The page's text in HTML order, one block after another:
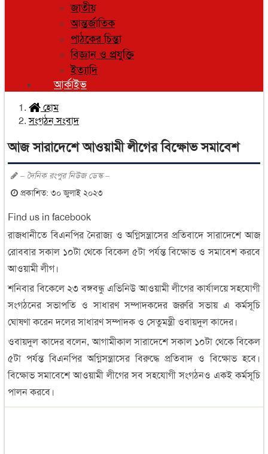
জাতীয়
আন্তর্জাতিক
পাঠকের চিন্তা
বিজ্ঞান ও প্রযুক্তি
ইত্যাদি
আর্কাইভ
হোম
সংগঠন সংবাদ
আজ সারাদেশে আওয়ামী লীগের বিক্ষোভ সমাবেশ
– দৈনিক রংপুর নিউজ ডেস্ক –
প্রকাশিত: ৩০ জুলাই ২০২৩
Find us in facebook
রাজধানীতে বিএনপির নৈরাজ্য ও অগ্নিসন্ত্রাসের প্রতিবাদে সারাদেশে আজ
রোববার সকাল ১০টা থেকে বিকেল ৫টা পর্যন্ত বিক্ষোভ ও সমাবেশ করবে
আওয়ামী লীগ।
শনিবার বিকেলে ২৩ বঙ্গবন্ধু এভিনিউ আওয়ামী লীগের কার্যালয়ে সহযোগী
সংগঠনের সভাপতি ও সাধারণ সম্পাদকদের জরুরি সভায় এ কর্মসূচি
ঘোষণা করেন দলের সাধারণ সম্পাদক ও সেতুমন্ত্রী ওবায়দুল কাদের।
ওবায়দুল কাদের বলেন, আগামীকাল সারাদেশে সকাল ১০টা থেকে বিকেল
৫টা পর্যন্ত বিএনপির অগ্নিসন্ত্রাসের বিরুদ্ধে প্রতিবাদ ও বিক্ষোভ হবে।
বিক্ষোভ সমাবেশে আওয়ামী লীগের সব সহযোগী সংগঠনও একই কর্মসূচি
পালন করবে।